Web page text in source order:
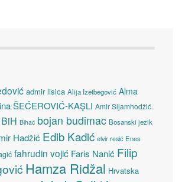
admir lisica Alija Izetbegović Alma
ŠEĆEROVIĆ-KAŞLI Amir Sijamhodžić.
BiH Bihać bojan budimac Bosanski jezik
Hadžić Edib Kadić elvir resić Enes
fahrudin vojić Faris Nanić Filip
Hamza Ridžal Hrvatska